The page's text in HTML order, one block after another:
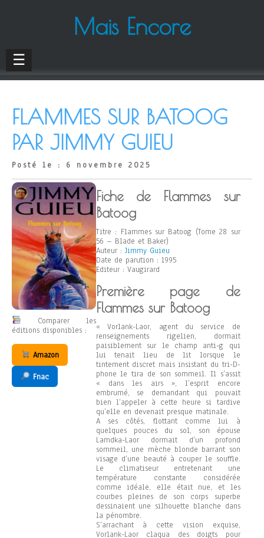
Mais Encore
☰
FLAMMES SUR BATOOG
PAR JIMMY GUIEU
Posté le : 6 novembre 2025
Comparer les
éditions disponibles :
Amazon
Fnac
Fiche de Flammes sur
Batoog
Titre : Flammes sur Batoog (Tome 28 sur
56 – Blade et Baker)
Auteur : Jimmy Guieu
Date de parution : 1995
Editeur : Vaugirard
Première page de
Flammes sur Batoog
« Vorlank-Laor, agent du service de
renseignements rigelien, dormait
paisiblement sur le champ anti-g qui
lui tenait lieu de lit lorsque le
tintement discret mais insistant du tri-D-
phone le tira de son sommeil. Il s’assit
« dans les airs », l’esprit encore
embrumé, se demandant qui pouvait
bien l’appeler à cette heure si tardive
qu’elle en devenait presque matinale.
A ses côtés, flottant comme lui à
quelques pouces du sol, son épouse
Lamdka-Laor dormait d’un profond
sommeil, une mèche blonde barrant son
visage d’une beauté à couper le souffle.
Le climatiseur entretenant une
température constante considérée
comme idéale, elle était nue, et les
courbes pleines de son corps superbe
dessinaient une silhouette blanche dans
la pénombre.
S’arrachant à cette vision exquise,
Vorlank-Laor claqua des doigts pour